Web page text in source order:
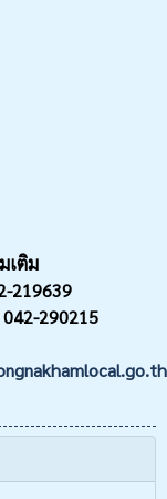
เติม
219639
042-290215